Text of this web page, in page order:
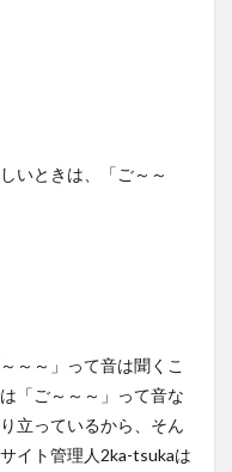
いときは、「ご～～
～～」って音は聞くこ
「ご～～～」って音な
立っているから、そん
イト管理人2ka-tsukaは